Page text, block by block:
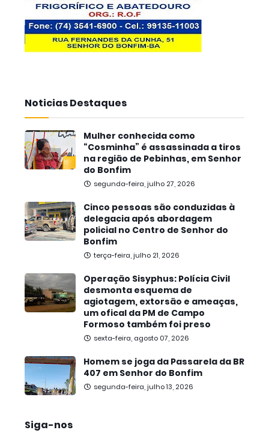
Noticias Destaques
Mulher conhecida como
“Cosminha” é assassinada a tiros
na região de Pebinhas, em Senhor
do Bonfim
segunda-feira, julho 27, 2026
Cinco pessoas são conduzidas à
delegacia após abordagem
policial no Centro de Senhor do
Bonfim
terça-feira, julho 21, 2026
Operação Sisyphus: Polícia Civil
desmonta esquema de
agiotagem, extorsão e ameaças,
um ofical da PM de Campo
Formoso também foi preso
sexta-feira, agosto 07, 2026
Homem se joga da Passarela da BR
407 em Senhor do Bonfim
segunda-feira, julho 13, 2026
Siga-nos